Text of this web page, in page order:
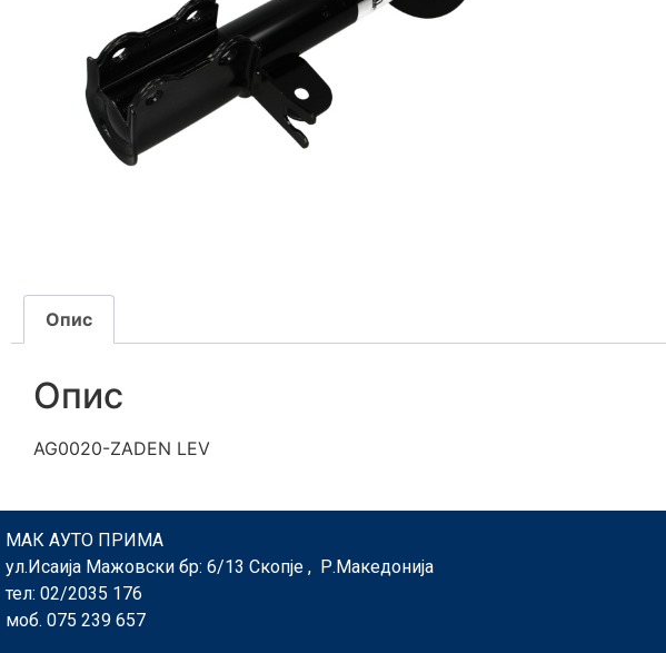
Опис
Опис
AG0020-ZADEN LEV
МАК АУТО ПРИМА
ул.Исаија Мажовски бр: 6/13 Скопје , Р.Македонија
тел: 02/2035 176
моб. 075 239 657